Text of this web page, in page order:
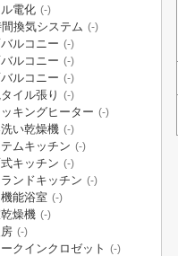
電化 (-)
換気システム (-)
バルコニー (-)
バルコニー (-)
ルコニー (-)
イル張り (-)
ッキングヒーター (-)
い乾燥機 (-)
ムキッチン (-)
キッチン (-)
ンドキッチン (-)
能浴室 (-)
燥機 (-)
(-)
クインクロゼット (-)